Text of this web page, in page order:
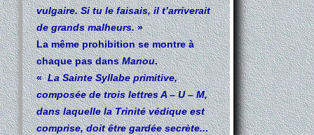
vulgaire. Si tu le faisais, il t’arriverait
de grands malheurs.»
La même prohibition se montre à
chaque pas dansManou.
«La Sainte Syllabe primitive,
composée de trois lettres A – U – M,
dans laquelle la Trinité védique est
comprise, doit être gardée secrète...